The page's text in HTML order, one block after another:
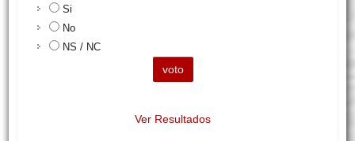
Si
No
NS / NC
Ver Resultados